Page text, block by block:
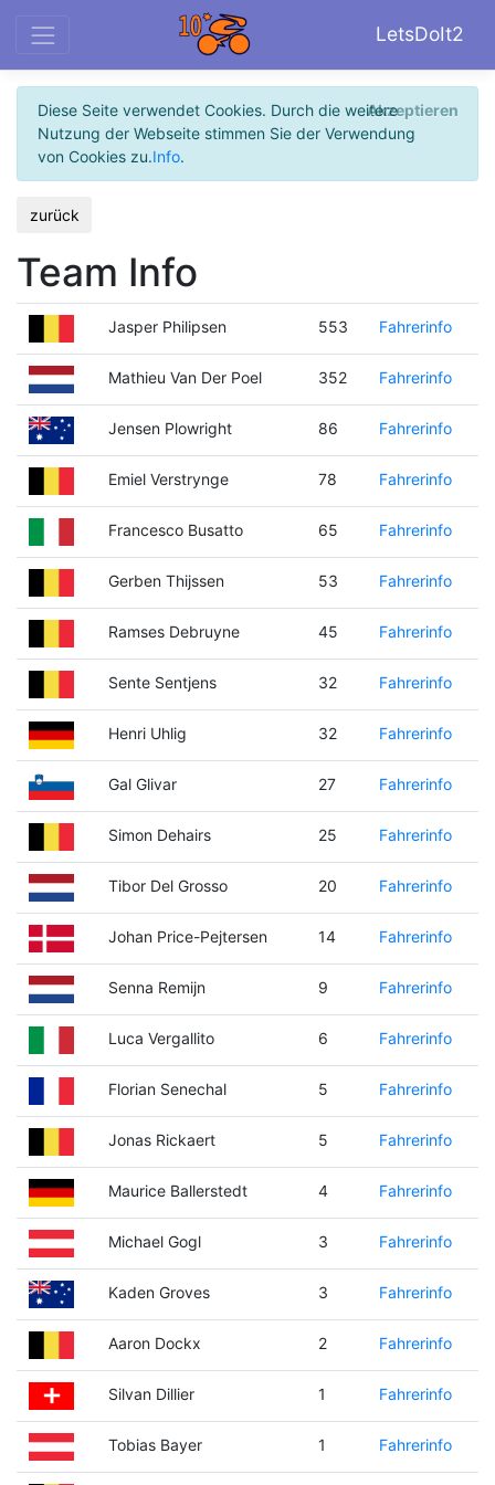
LetsDoIt2
Diese Seite verwendet Cookies. Durch die weitere
Nutzung der Webseite stimmen Sie der Verwendung
von Cookies zu.Info.
Akzeptieren
zurück
Team Info
Jasper Philipsen 553 Fahrerinfo
Mathieu Van Der Poel 352 Fahrerinfo
Jensen Plowright 86 Fahrerinfo
Emiel Verstrynge 78 Fahrerinfo
Francesco Busatto 65 Fahrerinfo
Gerben Thijssen 53 Fahrerinfo
Ramses Debruyne 45 Fahrerinfo
Sente Sentjens 32 Fahrerinfo
Henri Uhlig 32 Fahrerinfo
Gal Glivar 27 Fahrerinfo
Simon Dehairs 25 Fahrerinfo
Tibor Del Grosso 20 Fahrerinfo
Johan Price-Pejtersen 14 Fahrerinfo
Senna Remijn 9 Fahrerinfo
Luca Vergallito 6 Fahrerinfo
Florian Senechal 5 Fahrerinfo
Jonas Rickaert 5 Fahrerinfo
Maurice Ballerstedt 4 Fahrerinfo
Michael Gogl 3 Fahrerinfo
Kaden Groves 3 Fahrerinfo
Aaron Dockx 2 Fahrerinfo
Silvan Dillier 1 Fahrerinfo
Tobias Bayer 1 Fahrerinfo